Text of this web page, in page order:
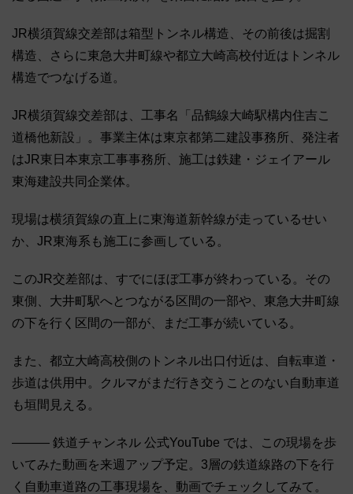
JR横須賀線交差部は箱型トンネル構造、その前後は掘割
構造、さらに東急大井町線や都立大崎高校付近はトンネル
構造でつなげる道。
JR横須賀線交差部は、工事名「品鶴線大崎駅構内住吉こ
道橋他新設」。事業主体は東京都第二建設事務所、発注者
はJR東日本東京工事事務所、施工は鉄建・ジェイアール
東海建設共同企業体。
現場は横須賀線の直上に東海道新幹線が走っているせい
か、JR東海系も施工に参画している。
このJR交差部は、すでにほぼ工事が終わっている。その
東側、大井町駅へとつながる区間の一部や、東急大井町線
の下を行く区間の一部が、まだ工事が続いている。
また、都立大崎高校側のトンネル出口付近は、自転車道・
歩道は供用中。クルマがまだ行き交うことのない自動車道
も垣間見える。
――― 鉄道チャンネル 公式YouTube では、この現場を歩
いてみた動画を来週アップ予定。3層の鉄道線路の下を行
く自動車道路の工事現場を、動画でチェックしてみて。